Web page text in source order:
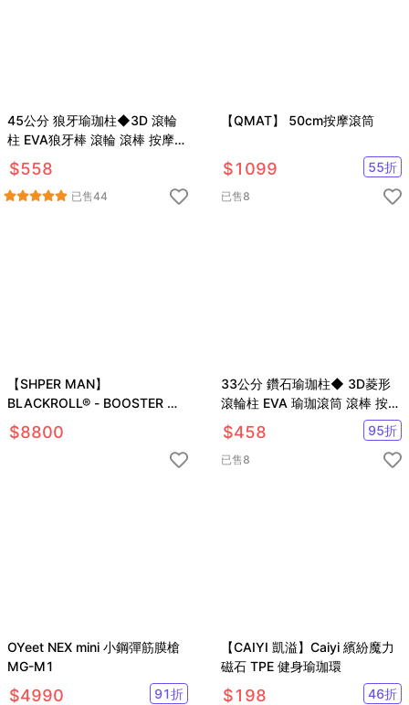
45公分 狼牙瑜珈柱◆3D 滾輪
柱 EVA狼牙棒 滾輪 滾棒 按摩棒
紓壓 筋膜 刮痧
$558
已售44
【QMAT】 50cm按摩滾筒
$1099 55折
已售8
【SHPER MAN】
BLACKROLL® - BOOSTER 震
動奇肌電動按摩軸
$8800
33公分 鑽石瑜珈柱◆ 3D菱形
滾輪柱 EVA 瑜珈滾筒 滾棒 按摩
棒 筋膜 狼牙棒 肌肉
$458 95折
已售8
OYeet NEX mini 小鋼彈筋膜槍
MG-M1
$4990 91折
【CAIYI 凱溢】Caiyi 繽紛魔力
磁石 TPE 健身瑜珈環
$198 46折